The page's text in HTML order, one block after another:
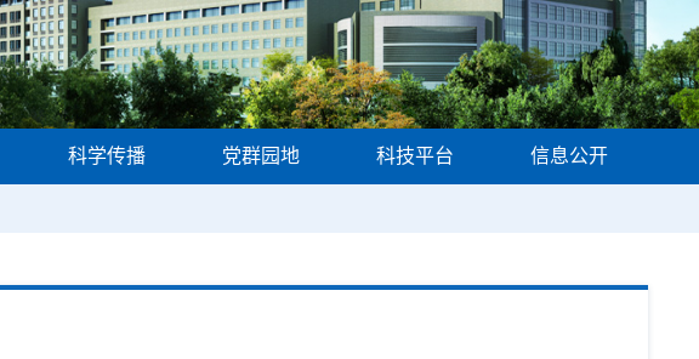
科学传播 党群园地 科技平台 信息公开